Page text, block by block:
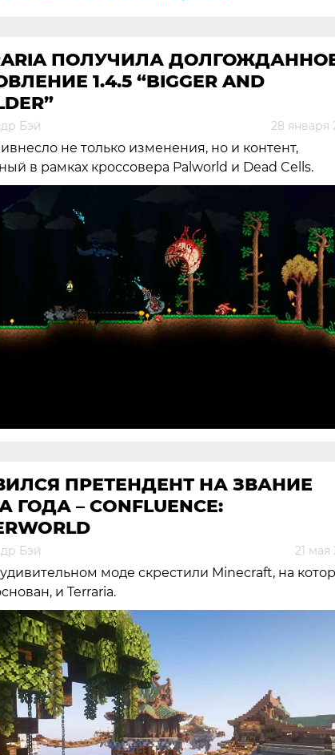
ПОЛУЧИЛА
1.4.5 “BIGGER AND
Бэй 28 января
не только изменения, но и контент,
в рамках кроссовера Palworld и Dead Cells.
ПРЕТЕНДЕНТ НА ЗВАНИЕ
ГОДА – CONFLUENCE:
Бэй 21 мая
моде скрестили Minecraft, на
и Terraria.